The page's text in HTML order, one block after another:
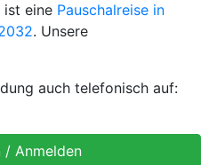
ist eine Pauschalreise in
. Unsere
auch telefonisch auf: